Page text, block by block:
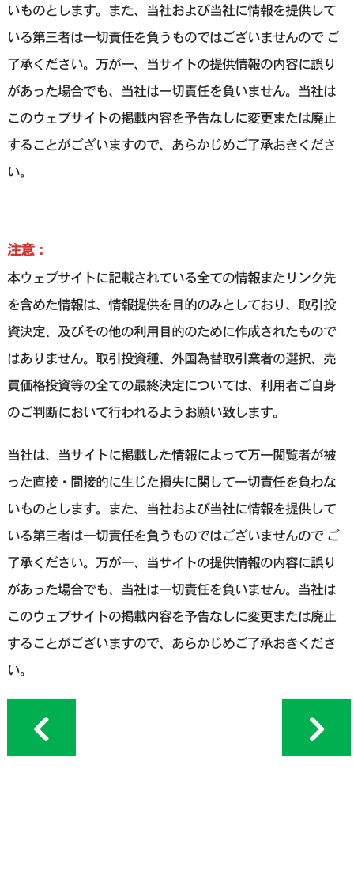
いものとします。また、当社および当社に情報を提供して
いる第三者は一切責任を負うものではございませんので ご
了承ください。万が一、当サイトの提供情報の内容に誤り
があった場合でも、当社は一切責任を負いません。当社は
このウェブサイトの掲載内容を予告なしに変更または廃止
することがございますので、あらかじめご了承おきくださ
い。
注意：
本ウェブサイトに記載されている全ての情報またリンク先
を含めた情報は、情報提供を目的のみとしており、取引投
資決定、及びその他の利用目的のために作成されたもので
はありません。取引投資種、外国為替取引業者の選択、売
買価格投資等の全ての最終決定については、利用者ご自身
のご判断において行われるようお願い致します。
当社は、当サイトに掲載した情報によって万一閲覧者が被
った直接・間接的に生じた損失に関して一切責任を負わな
いものとします。また、当社および当社に情報を提供して
いる第三者は一切責任を負うものではございませんので ご
了承ください。万が一、当サイトの提供情報の内容に誤り
があった場合でも、当社は一切責任を負いません。当社は
このウェブサイトの掲載内容を予告なしに変更または廃止
することがございますので、あらかじめご了承おきくださ
い。